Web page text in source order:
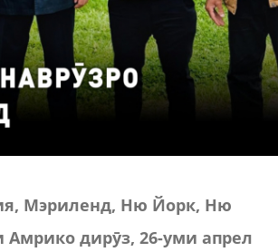
Мэриленд, Ню Йорк, Ню
дирӯз, 26-уми апрел